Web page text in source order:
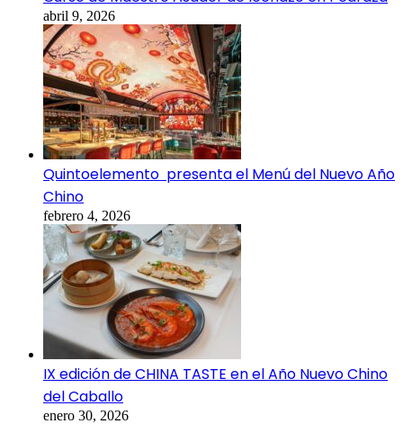
abril 9, 2026
Quintoelemento presenta el Menú del Nuevo Año
Chino
febrero 4, 2026
IX edición de CHINA TASTE en el Año Nuevo Chino
del Caballo
enero 30, 2026